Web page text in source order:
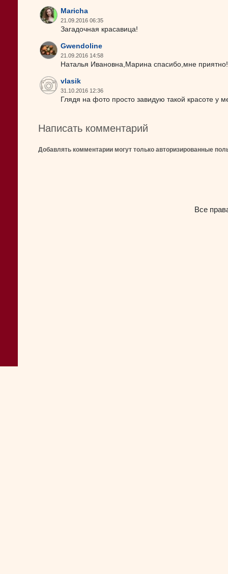
Maricha
21.09.2016 06:35
Загадочная красавица!
Gwendoline
21.09.2016 14:58
Наталья Ивановна,Марина спасибо,мне приятно!
vlasik
31.10.2016 12:36
Глядя на фото просто завидую такой красоте у
Написать комментарий
Добавлять комментарии могут только авторизированные
Все